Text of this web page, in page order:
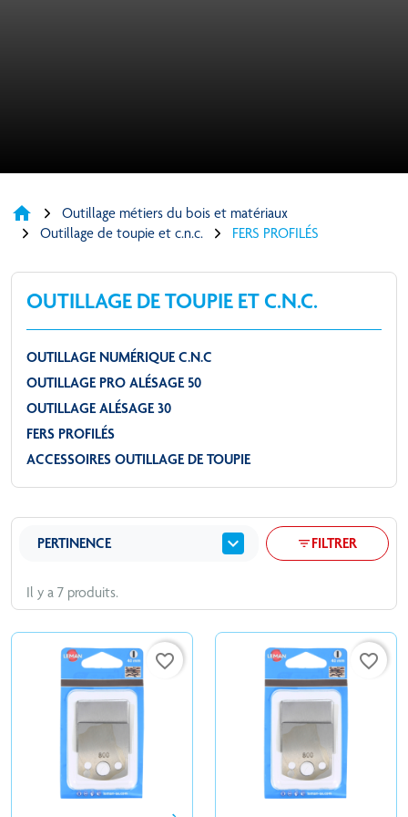
home
Outillage métiers du bois et matériaux
Outillage de toupie et c.n.c.
FERS PROFILÉS
OUTILLAGE DE TOUPIE ET C.N.C.
OUTILLAGE NUMÉRIQUE C.N.C
OUTILLAGE PRO ALÉSAGE 50
OUTILLAGE ALÉSAGE 30
FERS PROFILÉS
ACCESSOIRES OUTILLAGE DE TOUPIE
Il y a 7 produits.
PERTINENCE expand_more filter_listFILTRER
favorite_border favorite_border